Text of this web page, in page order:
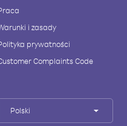
i zasady
prywatności
Complaints Code
Polski